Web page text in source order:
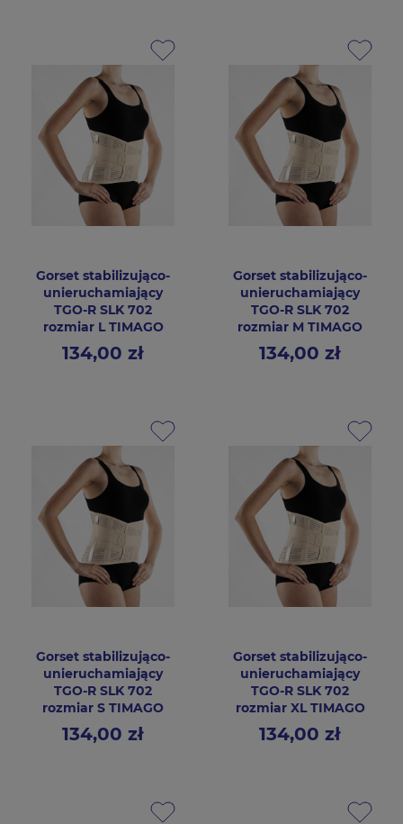
Gorset stabilizująco-
unieruchamiający
TGO-R SLK 702
rozmiar L TIMAGO
Cena134,00 zł
Gorset stabilizująco-
unieruchamiający
TGO-R SLK 702
rozmiar M TIMAGO
Cena134,00 zł
Gorset stabilizująco-
unieruchamiający
TGO-R SLK 702
rozmiar S TIMAGO
Cena134,00 zł
Gorset stabilizująco-
unieruchamiający
TGO-R SLK 702
rozmiar XL TIMAGO
Cena134,00 zł